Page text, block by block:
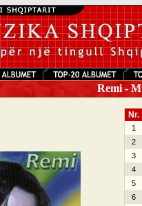
Remi -
Nr.
1
2
3
4
5
6